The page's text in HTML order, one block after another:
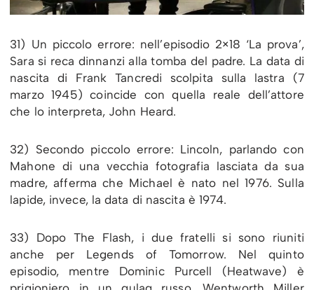
31) Un piccolo errore: nell’episodio 2×18 ‘La prova’,
Sara si reca dinnanzi alla tomba del padre. La data di
nascita di Frank Tancredi scolpita sulla lastra (7
marzo 1945) coincide con quella reale dell’attore
che lo interpreta, John Heard.
32) Secondo piccolo errore: Lincoln, parlando con
Mahone di una vecchia fotografia lasciata da sua
madre, afferma che Michael è nato nel 1976. Sulla
lapide, invece, la data di nascita è 1974.
33) Dopo The Flash, i due fratelli si sono riuniti
anche per Legends of Tomorrow. Nel quinto
episodio, mentre Dominic Purcell (Heatwave) è